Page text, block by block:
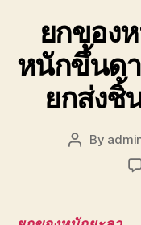
ยกของ
หนักขึ้นด
ยกส่งชิ้
Post
By